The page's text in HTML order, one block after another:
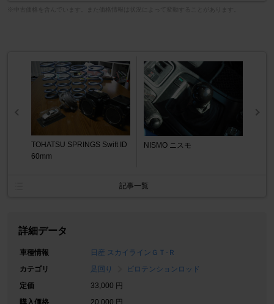
TOHATSU SPRINGS Swift ID
60mm
NISMO ニスモ
記事一覧
詳細データ
車種情報
日産 スカイラインＧＴ‐Ｒ
カテゴリ
足回り
ピロテンションロッド
定価
33,000 円